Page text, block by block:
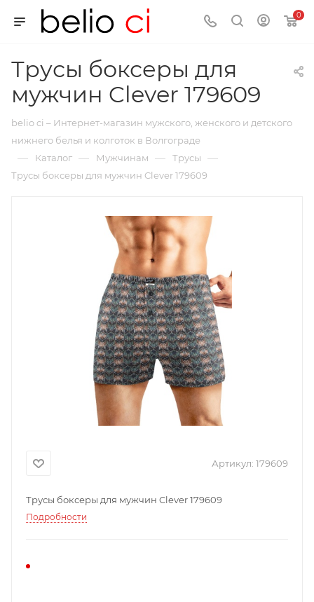
0
Трусы боксеры для
мужчин Clever 179609
belio ci – Интернет-магазин мужского, женского и детского
нижнего белья и колготок в Волгограде
— Каталог — Мужчинам — Трусы —
Трусы боксеры для мужчин Clever 179609
Артикул: 179609
Трусы боксеры для мужчин Clever 179609
Подробности